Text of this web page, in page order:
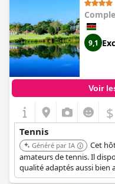
9,1
Voir
$
Tennis
Généré par IA
Cet
amateurs de tennis. Il
qualité adaptés aussi bien
sérieux.